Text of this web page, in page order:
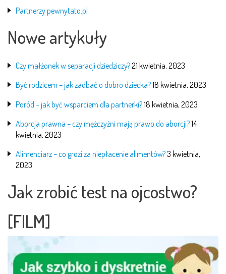
Partnerzy pewnytato.pl
Nowe artykuły
Czy małżonek w separacji dziedziczy?21 kwietnia, 2023
Być rodzicem – jak zadbać o dobro dziecka?18 kwietnia, 2023
Poród – jak być wsparciem dla partnerki?18 kwietnia, 2023
Aborcja prawna – czy mężczyźni mają prawo do aborcji?14
kwietnia, 2023
Alimenciarz – co grozi za niepłacenie alimentów?3 kwietnia,
2023
Jak zrobić test na ojcostwo?
[FILM]